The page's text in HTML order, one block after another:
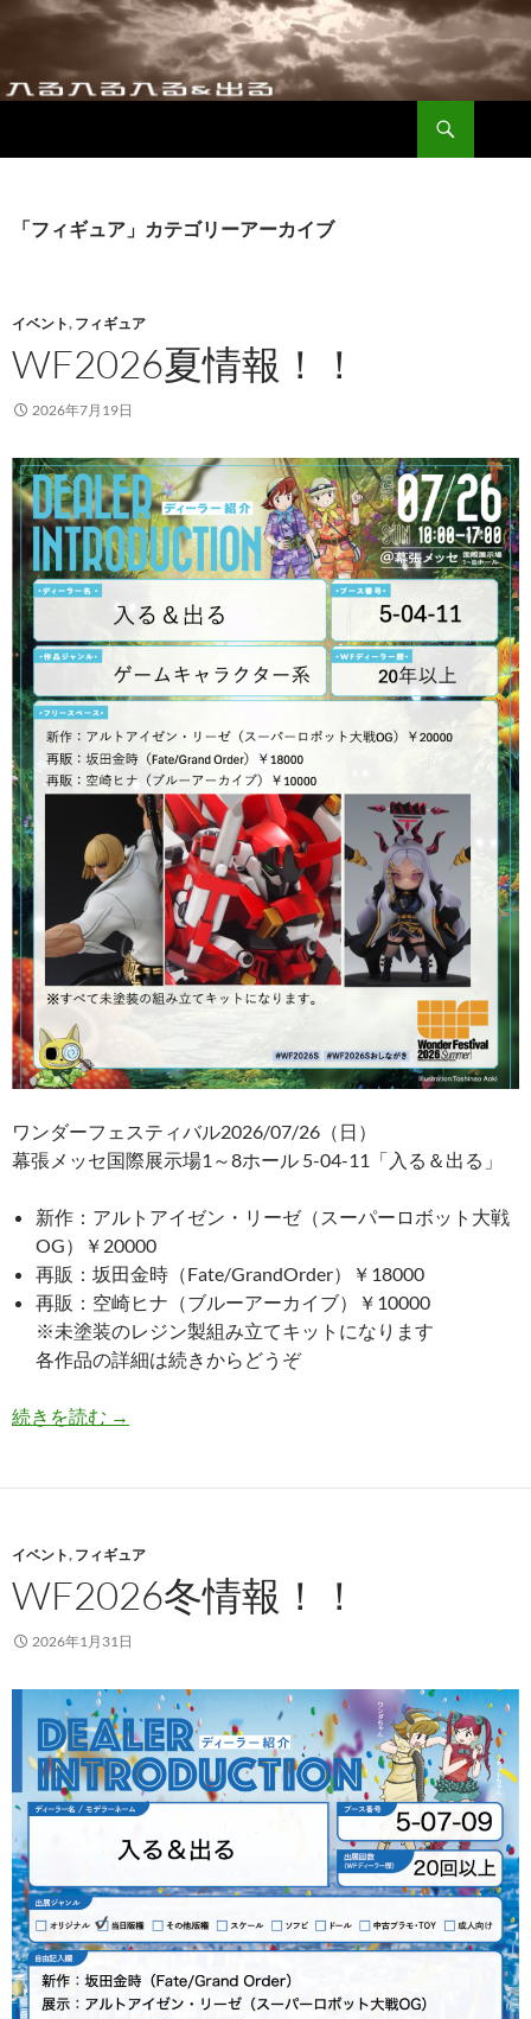
ン
へ
「フィギュア」カテゴリーアーカイブ
イベント, フィギュア
WF2026夏情報！！
2026年7月19日
ワンダーフェスティバル2026/07/26（日）
幕張メッセ国際展示場1～8ホール 5-04-11「入る＆出る」
新作：アルトアイゼン・リーゼ（スーパーロボット大戦
OG）￥20000
再販：坂田金時（Fate/GrandOrder）￥18000
再販：空崎ヒナ（ブルーアーカイブ）￥10000
※未塗装のレジン製組み立てキットになります
各作品の詳細は続きからどうぞ
続きを読む WF2026夏情報！！
→
イベント, フィギュア
WF2026冬情報！！
2026年1月31日